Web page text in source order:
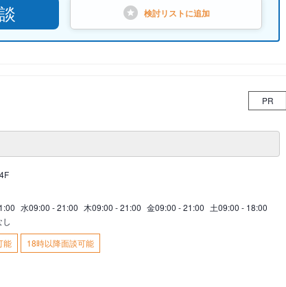
検討リストに追加
PR
水09:00 - 21:00 木09:00 - 21:00 金09:00 - 21:00 土09:00 - 18:00
し
能 18時以降面談可能